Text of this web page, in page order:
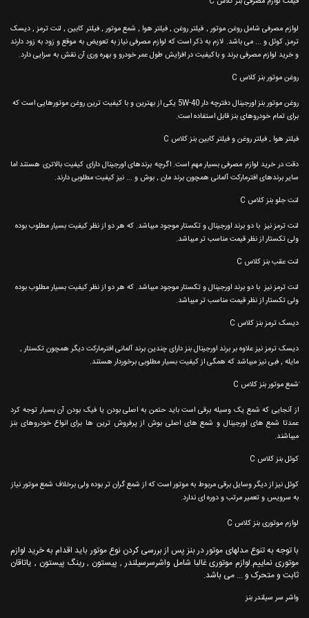
لوازم مصرفی شامل روغن موتور , فیلتر روغن , فیلتر هوا , شمع موتور , فیلتر کابین , لنت ترمز , دیسک
ترمز, کوئل و ... می باشد. لازم به ذکر است که لوازم مصرفی نیاز به تعویض به موقع و زود به زود دارند
و خرید لوازم مصرفی برند و باکیفیت در افزایش طول عمر خودرو و بهره وری آن نقش به سزایی دارد.
روغن موتور بنز کلاس C
روغن موتور بنز اورجینال دفترچه دار 5W-40 یکی از بهترین و با کیفیت ترین روغن موتورهایی است که
برای تمام خودروهای بنز قابل استفاده است.
فیلتر هوا , فیلتر روغن و فیلتر کابین بنز کلاس C
دقت در خرید لوازم مصرفی بسیار مهم است. اگرچه برندهای اورجینال دارای کیفیت بالاتری هستند اما
سایر برندهای افترمارکت آلمانی همچون برند مان , بوش و ... نیز کیفیت مطلوبی دارند.
لنت جلو بنز کلاس C
لنت ترمز نیز با دو برند اورجینال و تکستار موجود میباشد. که هر دو از نظر کیفیت بسیار مطلوب بوده
ولی تکستار از نظر قیمت مناسب تر میباشد.
لنت عقب بنز کلاس C
لنت ترمز نیز با دو برند اورجینال و تکستار موجود میباشد. که هر دو از نظر کیفیت بسیار مطلوب بوده
ولی تکستار از نظر قیمت مناسب تر میباشد.
دیسک ترمز بنز کلاس C
دیسک ترمز نیز علاوه بر برند اورجینال بنز دارای چندین برند آلمانی افترمارکت دیگر همچون تکستار ,
مایله , فبی نیز میباشد که همگی از کیفیت بسیار مطلوبی برخوردار هستند.
َشمع موتور بنز کلاس C
از آنجایی که شمع یک وسیله برقی است باید حتمن به اصلی بودن یا فیک بودن آن بسیار توجه کرد
عمدتا شمع های اورجینال و شمع های اصلی بوش از پرفروش ترین ها برای انواع خودروهای بنز
میباشند.
کوئل بنز کلاس C
کوئل نیز از دیگر وسایل برقی مربوط به موتور است که از شمع گران تر بوده ولی برخلاف شمع موتور نیاز
به سرویس و تعمیر مرتب و دوره ای ندارد.
لوازم موتوری بنز کلاس C
با توجه به تنوع مدلهای موتور در بنز پس از بررسی کردن نوع موتور باید اقدام به خرید لوازم
موتوری نماییم.لوازم موتوری غالبا شامل واشرسرسیلندر , پیستون , رینگ پیستون , یاتاقان
ثابت و متحرک و ... می باشد.
واشر سر سیلندر بنز